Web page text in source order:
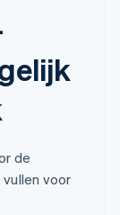
de
voor